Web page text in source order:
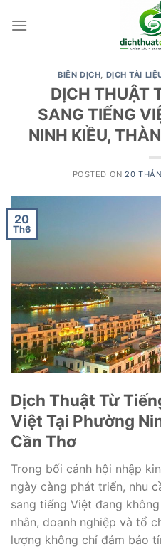
BIÊN DỊCH, DỊCH TÀI
DỊCH THUẬT
SANG TIẾNG
NINH KIỀU,
POSTED ON 20
20
Th6
Dịch Thuật Từ
Việt Tại Phường
Cần Thơ
Trong bối cảnh hội nhập
ngày càng phát triển, nhu
sang tiếng Việt đang
nhân, doanh nghiệp và tổ
lượng không chỉ đảm bảo